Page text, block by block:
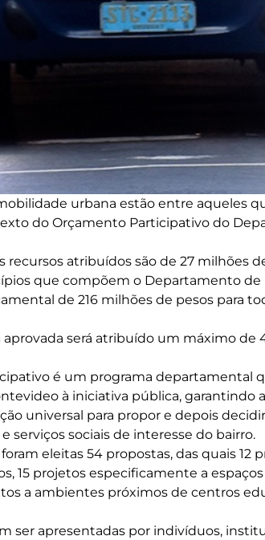
urbana estão entre aqueles
do Orçamento Participativo do
recursos atribuídos são de 27 milhões
que compõem o Departamento
de 216 milhões de pesos para
aprovada será atribuído um máximo de
é um programa departamental
à iniciativa pública, garantindo
universal para propor e depois
serviços sociais de interesse do bairro.
eleitas 54 propostas, das quais 12
15 projetos especificamente a
a ambientes próximos de centros
ser apresentadas por indivíduos,